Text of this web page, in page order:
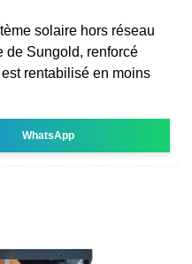
solaire hors réseau
de Sungold, renforcé
rentabilisé en moins
WhatsApp